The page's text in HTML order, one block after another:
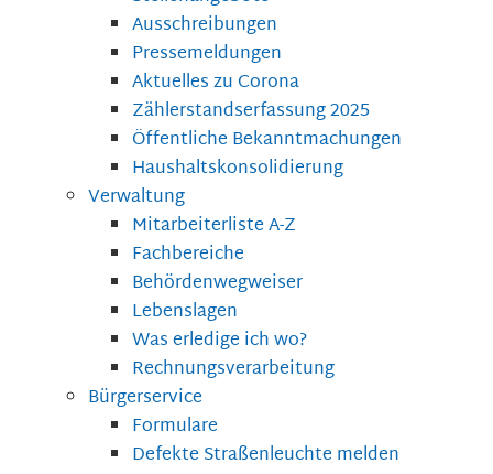
Ausschreibungen
Pressemeldungen
Aktuelles zu Corona
Zählerstandserfassung 2025
Öffentliche Bekanntmachungen
Haushaltskonsolidierung
Verwaltung
Mitarbeiterliste A-Z
Fachbereiche
Behördenwegweiser
Lebenslagen
Was erledige ich wo?
Rechnungsverarbeitung
Bürgerservice
Formulare
Defekte Straßenleuchte melden